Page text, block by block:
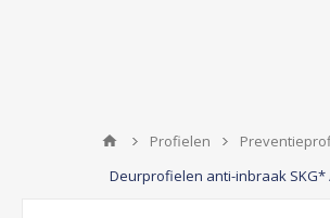
Profielen
Deurprofielen anti-inbraak SKG*